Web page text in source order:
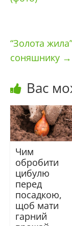
“Золота
соняшнику →
Вас
Чим
обробити
цибулю
перед
посадкою,
щоб мати
гарний